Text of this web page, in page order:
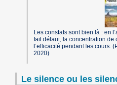
Les constats sont bien là : en
fait défaut, la concentration
l’efficacité pendant les cours.
2020)
Le silence ou les